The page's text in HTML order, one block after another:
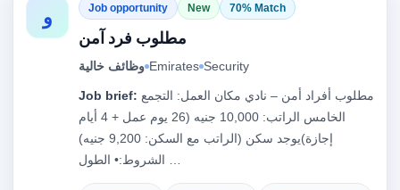
و Job opportunity New 70% Match
مطلوب فرد آمن
وظائف خالية Emirates Security
Job brief:
الخامس الراتب: 10,000 جنيه (26 يوم عمل + 4 أيام
إجازة)يوجد سكن (الراتب مع السكن: 9,200 جنيه)